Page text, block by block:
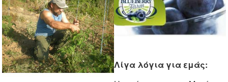
Λίγα λόγια για εμάς: